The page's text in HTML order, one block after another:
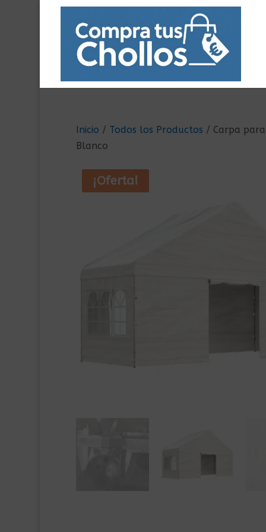
Inicio / Todos los Productos / Carpa
Blanco
¡Oferta!